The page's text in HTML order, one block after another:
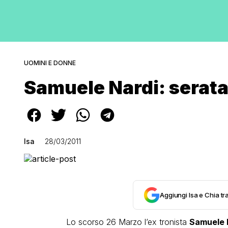
UOMINI E DONNE
Samuele Nardi:
Isa 28/03/2011
Aggiungi Isa e Chia
Lo scorso 26 Marzo l’ex tronista Samuele